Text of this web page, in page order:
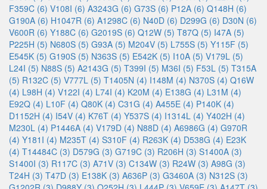
F359C (6) V108I (6) A3243G (6) G73S (6) P12A (6) Q148H (6)
G190A (6) H1047R (6) A1298C (6) N40D (6) D299G (6) D30N (6)
V600R (6) Y188C (6) G2019S (6) Q12W (5) T87Q (5) I47A (5)
P225H (5) N680S (5) G93A (5) M204V (5) L755S (5) Y115F (5)
E545K (5) G190S (5) N363S (5) E542K (5) I10A (5) V179L (5)
L24I (5) N88S (5) A2143G (5) T399I (5) M36I (5) F53L (5) T315A
(5) R132C (5) V777L (5) T1405N (4) I148M (4) N370S (4) Q16W
(4) L98H (4) V122I (4) L74I (4) K20M (4) E138G (4) L31M (4)
E92Q (4) L10F (4) Q80K (4) C31G (4) A455E (4) P140K (4)
D1152H (4) I54V (4) K76T (4) Y537S (4) I1314L (4) Y402H (4)
M230L (4) P1446A (4) V179D (4) N88D (4) A6986G (4) G970R
(4) Y181I (4) M235T (4) S310F (4) R263K (4) D538G (4) E23K
(4) T14484C (3) D579G (3) G719C (3) R206H (3) S1400A (3)
S1400I (3) R117C (3) A71V (3) C134W (3) R24W (3) A98G (3)
T24H (3) T47D (3) E138K (3) A636P (3) G3460A (3) N312S (3)